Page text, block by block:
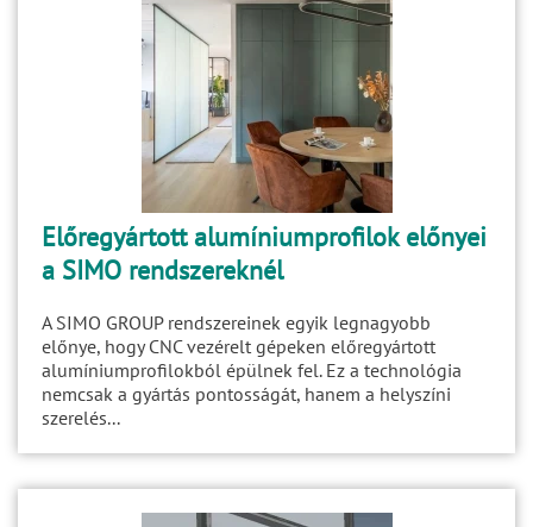
Előregyártott alumíniumprofilok előnyei
a SIMO rendszereknél
A SIMO GROUP rendszereinek egyik legnagyobb
előnye, hogy CNC vezérelt gépeken előregyártott
alumíniumprofilokból épülnek fel. Ez a technológia
nemcsak a gyártás pontosságát, hanem a helyszíni
szerelés...